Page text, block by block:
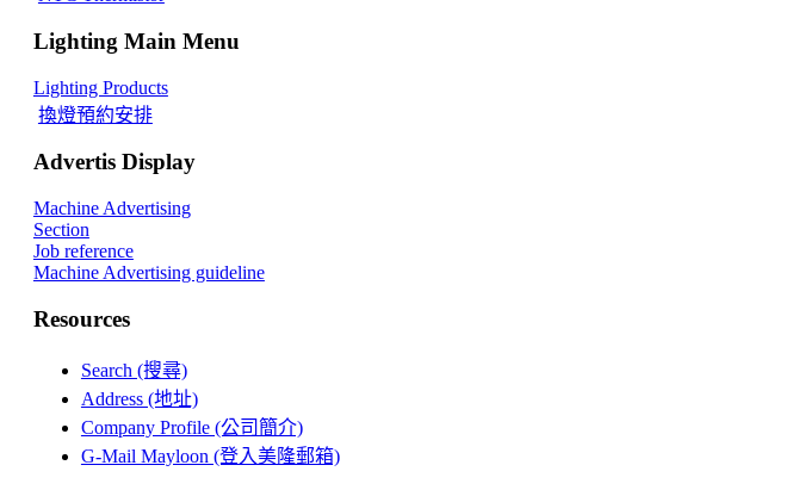
Lighting Main Menu
Lighting Products
換燈預約安排
Advertis Display
Machine Advertising
Section
Job reference
Machine Advertising guideline
Resources
Search (搜尋)
Address (地址)
Company Profile (公司簡介)
G-Mail Mayloon (登入美隆郵箱)